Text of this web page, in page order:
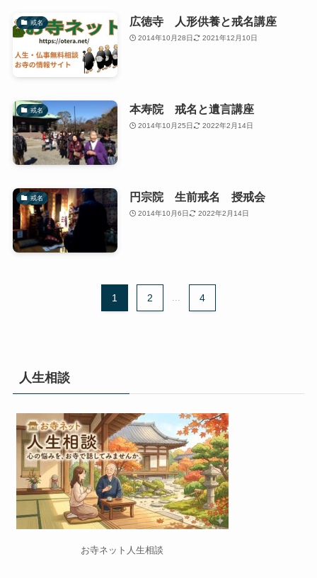
戒名 広徳寺 人形供養と戒名講座
2014年10月28日 2021年12月10日
戒名 本寿院 戒名と遺言講座
2014年10月25日 2022年2月14日
戒名 円宗院 生前戒名 授戒会
2014年10月6日 2022年2月14日
1 2 ... 4
人生相談
お寺ネット人生相談